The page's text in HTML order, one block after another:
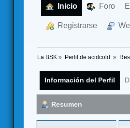
Inicio Foro
Registrarse
La BSK » Perfil de acidcold »
Información del Perfil
Resumen